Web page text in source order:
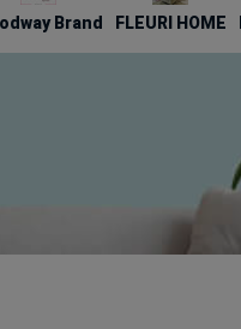
Brand FLEURI HOME